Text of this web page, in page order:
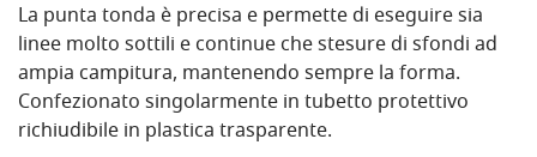
La punta tonda è precisa e permette di eseguire sia
linee molto sottili e continue che stesure di sfondi ad
ampia campitura, mantenendo sempre la forma.
Confezionato singolarmente in tubetto protettivo
richiudibile in plastica trasparente.